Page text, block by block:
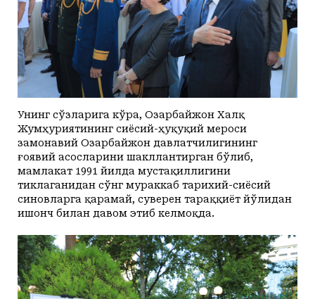
Унинг сўзларига кўра, Озарбайжон Халқ
Жумҳуриятининг сиёсий-ҳуқуқий мероси
замонавий Озарбайжон давлатчилигининг
ғоявий асосларини шакллантирган бўлиб,
мамлакат 1991 йилда мустақиллигини
тиклаганидан сўнг мураккаб тарихий-сиёсий
синовларга қарамай, суверен тараққиёт йўлидан
ишонч билан давом этиб келмоқда.